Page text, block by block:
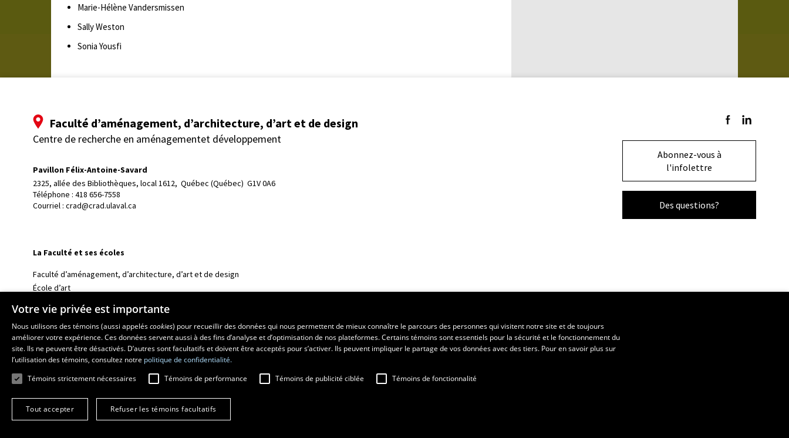
Marie-Hélène Vandersmissen
Sally Weston
Sonia Yousfi
Faculté d’aménagement, d’architecture, d’art et de design
Centre de recherche en aménagementet développement
Pavillon Félix-Antoine-Savard
2325, allée des Bibliothèques, local 1612, Québec (Québec)  G1V 0A6
Téléphone : 418 656-7558
Courriel : crad@crad.ulaval.ca
Suivez-nous sur
Suivez-nous
Abonnez-vous à
l'infolettre
Des questions?
La Faculté et ses écoles
Faculté d’aménagement, d’architecture, d’art et de design
École d’art
École d’architecture
École de design
Votre vie privée est importante
Nous utilisons des témoins (aussi appeléscookies) pour recueillir des données qui nous permettent de mieux connaître le parcours des personnes qui visitent notre site et de toujours
améliorer votre expérience. Ces données servent aussi à des fins d’analyse et d’optimisation de nos plateformes. Certains témoins sont essentiels pour la sécurité et le fonctionnement du
site. Ils ne peuvent être désactivés. D’autres sont facultatifs et doivent être acceptés pour s’activer. Ils peuvent impliquer le partage de vos données avec des tiers. Pour en savoir plus sur
l’utilisation des témoins, consultez notre politique de confidentialité.
Témoins strictement nécessaires
Témoins de performance Témoins de publicité ciblée Témoins de fonctionnalité
Tout accepter Refuser les témoins facultatifs